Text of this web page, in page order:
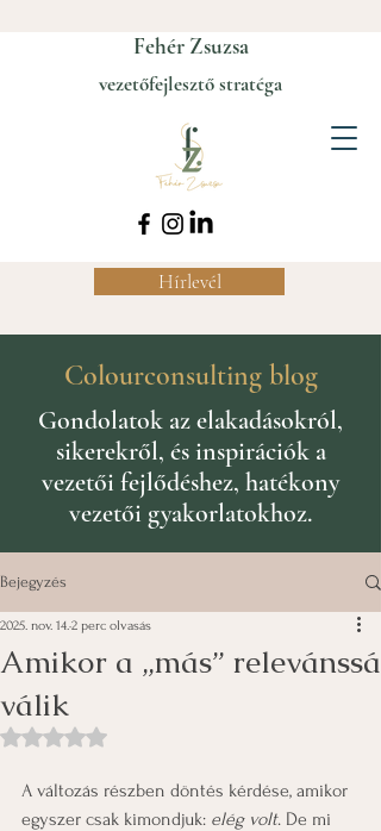
Fehér Zsuzsa
vezetőfejlesztő stratéga
Hírlevél
Colourconsulting blog
Gondolatok az elakadásokról,
sikerekről, és inspirációk a
vezetői fejlődéshez, hatékony
vezetői gyakorlatokhoz.
Bejegyzés
Amikor a „más” relevánssá
válik
2025. nov. 14.2 perc olvasás
NaN csillagot kapott az 5-ből.
A változás részben döntés kérdése, amikor
egyszer csak kimondjuk: elég volt. De mi